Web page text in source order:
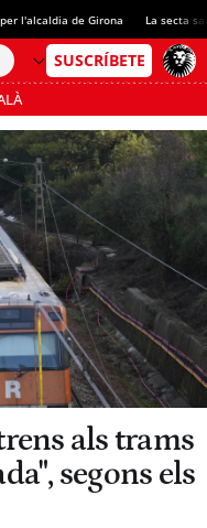
l'alcaldia de Girona La secta
als trams
segons els